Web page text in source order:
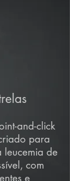
and-click
para
leucemia de
com
e